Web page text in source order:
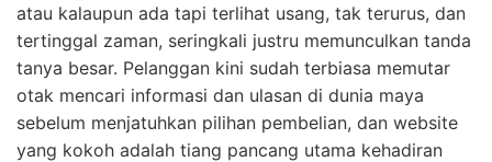
atau kalaupun ada tapi terlihat usang, tak terurus, dan
tertinggal zaman, seringkali justru memunculkan tanda
tanya besar. Pelanggan kini sudah terbiasa memutar
otak mencari informasi dan ulasan di dunia maya
sebelum menjatuhkan pilihan pembelian, dan website
yang kokoh adalah tiang pancang utama kehadiran